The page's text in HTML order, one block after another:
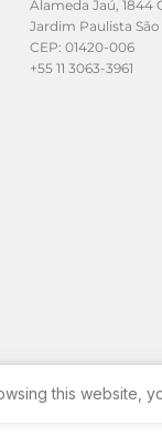
Alameda Jaú, 1844
Jardim Paulista
CEP: 01420-006
+55 11 3063-3961
this website,